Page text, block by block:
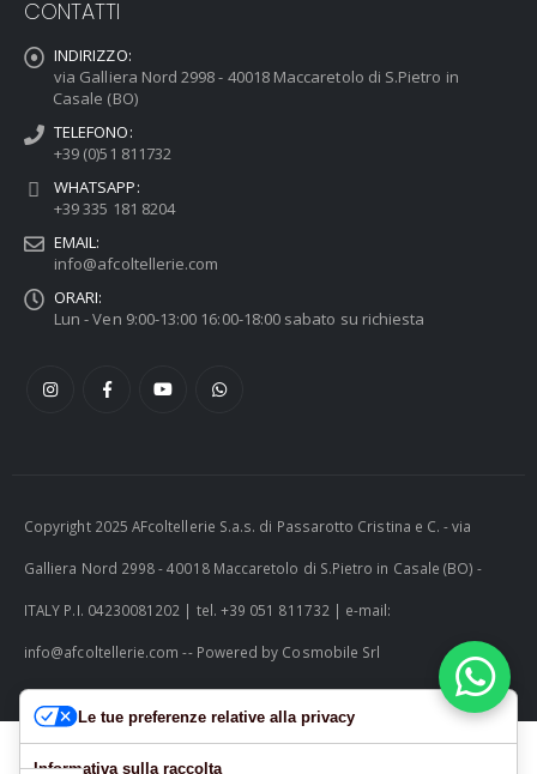
CONTATTI
INDIRIZZO:
via Galliera Nord 2998 - 40018 Maccaretolo di S.Pietro in
Casale (BO)
TELEFONO:
+39 (0)51 811732
WHATSAPP:
+39 335 181 8204
EMAIL:
info@afcoltellerie.com
ORARI:
Lun - Ven 9:00-13:00 16:00-18:00 sabato su richiesta
Copyright 2025 AFcoltellerie S.a.s. di Passarotto Cristina e C. - via
Galliera Nord 2998 - 40018 Maccaretolo di S.Pietro in Casale (BO) -
ITALY P.I. 04230081202 | tel. +39 051 811732 | e-mail:
info@afcoltellerie.com -- Powered by Cosmobile Srl
Le tue preferenze relative alla privacy
Informativa sulla raccolta